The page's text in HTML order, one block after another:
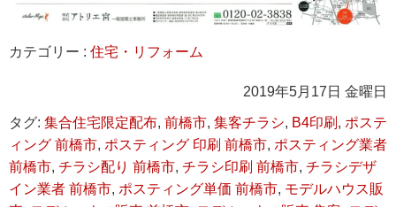
カテゴリー : 住宅・リフォーム
2019年5月17日 金曜日
タグ: 集合住宅限定配布, 前橋市, 集客チラシ, B4印刷 , ポステ
ィング 前橋市, ポスティング 印刷 前橋市, ポスティング業者
前橋市, チラシ配り 前橋市, チラシ印刷 前橋市, チラシデザ
イン業者 前橋市, ポスティング単価 前橋市, モデルハウス販